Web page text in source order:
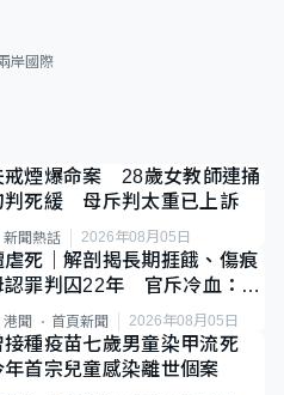
岸國際
戒煙爆命案 28歲女教師連捅
判死緩 母斥判太重已上訴
新聞熱話 2026年08月05日
虐死｜解剖揭長期捱餓、傷痕
罪判囚22年 官斥冷血：同
劣
港聞 首頁新聞 2026年08月05日
接種疫苗七歲男童染甲流死
首宗兒童感染離世個案